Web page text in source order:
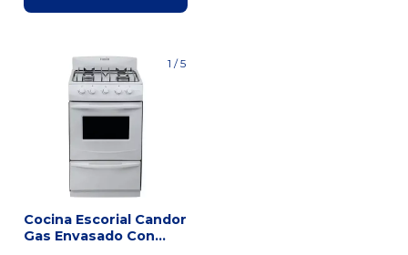
1 /5
Cocina Escorial Candor
Gas Envasado Con